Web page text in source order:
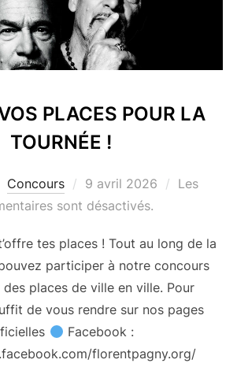
PLACES POUR LA
TOURNÉE !
Concours
Publié
le
9 avril 2026
Les
sont désactivés.
tes places ! Tout au long de la
participer à notre concours
places de ville en ville. Pour
de vous rendre sur nos pages
Facebook :
florentpagny.org/